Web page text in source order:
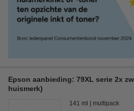
Epson aanbieding: 79XL serie 2x
huismerk)
141 ml multipack